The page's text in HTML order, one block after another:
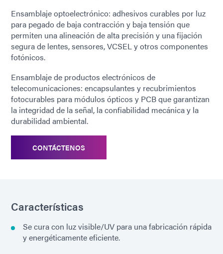
Ensamblaje optoelectrónico: adhesivos curables por luz
para pegado de baja contracción y baja tensión que
permiten una alineación de alta precisión y una fijación
segura de lentes, sensores, VCSEL y otros componentes
fotónicos.
Ensamblaje de productos electrónicos de
telecomunicaciones: encapsulantes y recubrimientos
fotocurables para módulos ópticos y PCB que garantizan
la integridad de la señal, la confiabilidad mecánica y la
durabilidad ambiental.
CONTÁCTENOS
Características
Se cura con luz visible/UV para una fabricación rápida
y energéticamente eficiente.